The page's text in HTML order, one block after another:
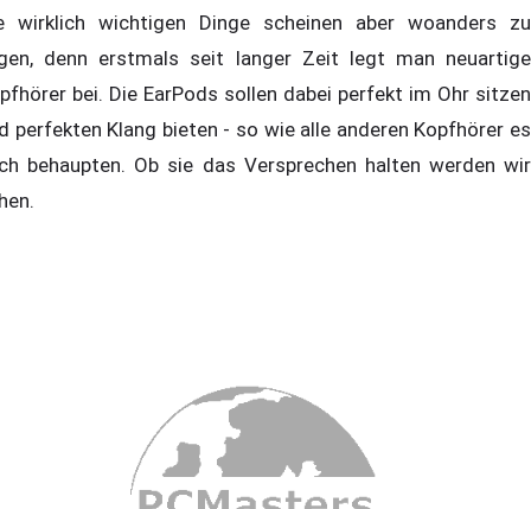
wirklich wichtigen Dinge scheinen aber woanders zu
denn erstmals seit langer Zeit legt man neuartige
bei. Die EarPods sollen dabei perfekt im Ohr sitzen
perfekten Klang bieten - so wie alle anderen Kopfhörer es
behaupten. Ob sie das Versprechen halten werden wir